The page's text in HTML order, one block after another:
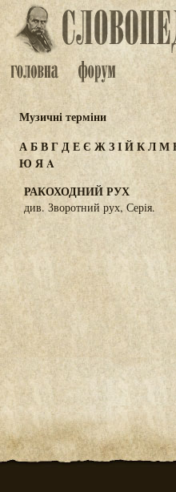
Музичні терміни
АБВГДЕЄ ЖЗІЙКЛМ
Ю ЯA
РАКОХОДНИЙ РУХ
див. Зворотний рух, Серія.